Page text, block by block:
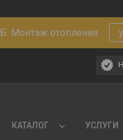
Монтаж отопления.
КАТАЛОГ УСЛУГИ